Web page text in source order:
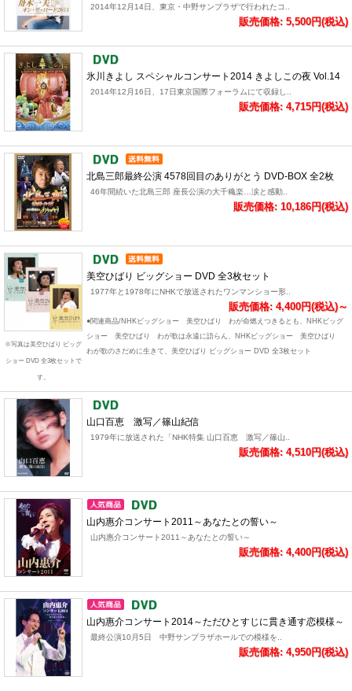
2014年12月14日、東京・中野サンプラザで行われたコ..
販売価格: 5,500円(税込)
氷川きよし スペシャルコンサート2014 きよしこの夜 Vol.14
2014年12月16日、17日東京国際フォーラムにて収録し..
販売価格: 4,715円(税込)
北島三郎最終公演 4578回目のありがとう DVD-BOX 全2枚
46年間続いた北島三郎 座長公演の大千穐楽…涙と感動..
販売価格: 10,186円(税込)
※写真は美空ひばり ビッグ
ショー DVD 全3枚セットで
す。
美空ひばり ビッグショー DVD 全3枚セット
1977年と1978年にNHKで放送されたワンマンショー形..
販売価格: 4,400円(税込)～
●関連商品/NHKビッグショー 美空ひばり わが命燃えつきるとも、NHKビッグ
ショー 美空ひばり わが歌は永遠に語らん、NHKビッグショー 美空ひばり
わが歌のさだめに生きて、美空ひばり ビッグショー DVD 全3枚セット
山口百恵 激写／篠山紀信
1979年に放送された「NHK特集 山口百恵 激写／篠山..
販売価格: 4,510円(税込)
山内惠介コンサート2011～あなたとの誓い～
山内惠介コンサート2011～あなたとの誓い～
販売価格: 4,400円(税込)
山内惠介コンサート2014～ただひとすじに貫き通す恋模様～
最終公演10月5日 中野サンプラザホールでの模様を..
販売価格: 4,950円(税込)